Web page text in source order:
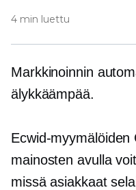
4 min luettu
Markkinoinnin
älykkäämpää.
Ecwid-
mainosten avulla
missä asiakkaat